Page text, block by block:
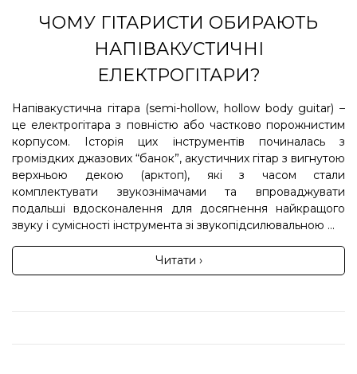
ЧОМУ ГІТАРИСТИ ОБИРАЮТЬ
НАПІВАКУСТИЧНІ
ЕЛЕКТРОГІТАРИ?
Напівакустична гітара (semi-hollow, hollow body guitar) –
це електрогітара з повністю або частково порожнистим
корпусом. Історія цих інструментів починалась з
громіздких джазових “банок”, акустичних гітар з вигнутою
верхньою декою (арктоп), які з часом стали
комплектувати звукознімачами та впроваджувати
подальші вдосконалення для досягнення найкращого
звуку і сумісності інструмента зі звукопідсилювальною ...
Читати ›